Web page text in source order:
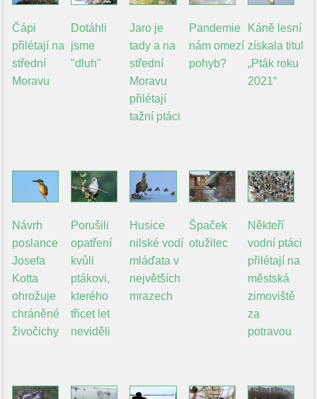
Čápi
přilétají na
střední
Moravu
Dotáhli
jsme
"dluh"
Jaro je
tady a na
střední
Moravu
přilétají
tažní ptáci
Pandemie
nám omezí
pohyb?
Káně lesní
získala titul
„Pták roku
2021“
Návrh
poslance
Josefa
Kotta
ohrožuje
chráněné
živočichy
Porušili
opatření
kvůli
ptákovi,
kterého
třicet let
neviděli
Husice
nilské vodí
mláďata v
největších
mrazech
Špaček
otužilec
Někteří
vodní ptáci
přilétají na
městská
zimoviště
za
potravou